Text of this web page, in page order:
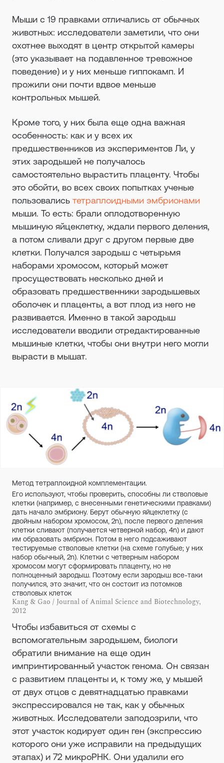
Мыши с 19 правками отличались от обычных
животных: исследователи заметили, что они
охотнее выходят в центр открытой камеры
(это указывает на подавленное тревожное
поведение) и у них меньше гиппокамп. И
прожили они почти вдвое меньше
контрольных мышей.
Кроме того, у них была еще одна важная
особенность: как и у всех их
предшественников из экспериментов Ли, у
этих зародышей не получалось
самостоятельно вырастить плаценту. Чтобы
это обойти, во всех своих попытках ученые
пользовались тетраплоидными эмбрионами
мыши. То есть: брали оплодотворенную
мышиную яйцеклетку, ждали первого деления,
а потом сливали друг с другом первые две
клетки. Получался зародыш с четырьмя
наборами хромосом, который может
просуществовать несколько дней и
образовать предшественники зародышевых
оболочек и плаценты, а вот плод из него не
развивается. Именно в такой зародыш
исследователи вводили отредактированные
мышиные клетки, чтобы они внутри него могли
вырасти в мышат.
Метод тетраплоидной комплементации.
Его используют, чтобы проверить, способны ли стволовые
клетки (например, с внесенными генетическими правками)
дать начало эмбриону. Берут обычную яйцеклетку (с
двойным набором хромосом, 2n), после первого деления
клетки сливают (получается четверной набор, 4n) и дают
им образовать эмбрион. Потом в него подсаживают
тестируемые стволовые клетки (на схеме голубые; у них
набор обычный, 2n). Клетки с четверным набором
хромосом могут сформировать плаценту, но не
полноценный зародыш. Поэтому если зародыш все-таки
получился, это значит, что он состоит из потомков
стволовых клеток
Kang & Gao / Journal of Animal Science and Biotechnology,
2012
Чтобы избавиться от схемы с
вспомогательным зародышем, биологи
обратили внимание на еще один
импринтированный участок генома. Он связан
с развитием плаценты и, к тому же, у мышей
от двух отцов с девятнадцатью правками
экспрессировался не так, как у обычных
животных. Исследователи заподозрили, что
этот участок кодирует один ген (экспрессию
которого они уже исправили на предыдущих
этапах) и 72 микроРНК. Они удалили его